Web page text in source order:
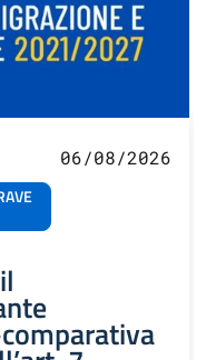
06/08/2026